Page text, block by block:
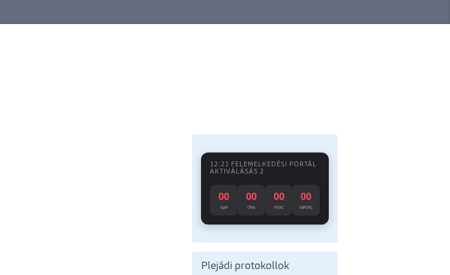
12:21 FELEMELKEDÉSI PORTÁL
AKTIVÁLÁSÁS 2
00
NAP
00
ÓRA
00
PERC
00
MPERC
Plejádi protokollok